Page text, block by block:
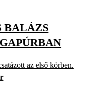
BALÁZS
az első körben.